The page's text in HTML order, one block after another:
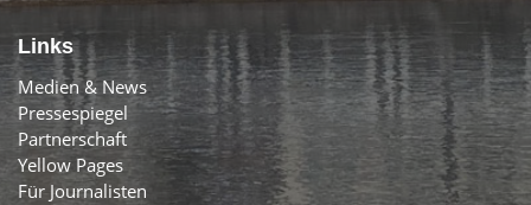
Links
Medien & News
Pressespiegel
Partnerschaft
Yellow Pages
Für Journalisten